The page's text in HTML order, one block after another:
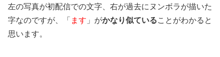
左の写真が初配信での文字、右が過去にヌンボラが描いた
字なのですが、
「 ます 」がかなり似ていることがわかると
思います。